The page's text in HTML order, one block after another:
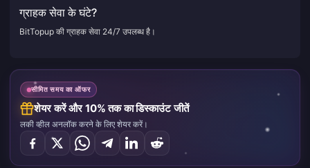
ग्राहक सेवा के घंटे?
BitTopup की ग्राहक सेवा 24/7 उपलब्ध है।
सीमित समय का ऑफर
शेयर करें और 10% तक का डिस्काउंट जीतें
लकी व्हील अनलॉक करने के लिए शेयर करें।